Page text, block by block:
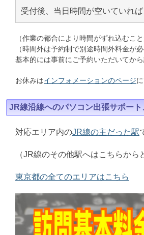
受付後、当日時間が空いていれば
（作業の都合により時間がずれ込むこ
（時間外は予約制で別途時間外料金が
基本的には事前にご予約いただいてか
お休みはインフォメーションのページ
JR線沿線へのパソコン出張サポー
対応エリア内のJR線の主だった駅
（JR線のその他駅へはこちらから
東京都の全てのエリアはこちら